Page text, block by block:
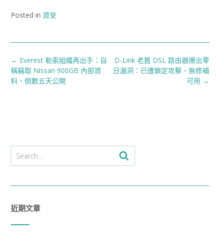
Posted in 資安
Post
navigation
D-Link 老舊 DSL 路由器爆出零
日漏洞：已遭鎖定攻擊、無修補
可用 →
← Everest 勒索組織再出手：自
稱竊取 Nissan 900GB 內部資
料，倒數五天公開
近期文章